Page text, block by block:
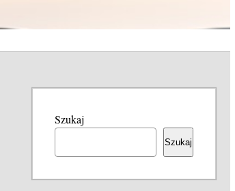
Szukaj
Szukaj